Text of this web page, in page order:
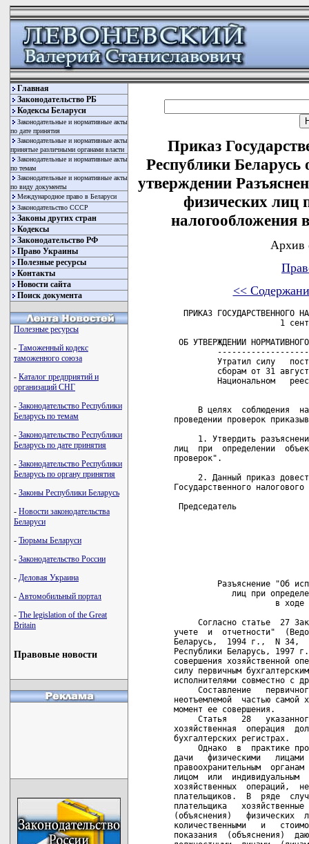
Главная
Законодательство РБ
Кодексы Беларуси
Законодательные и нормативные акты
по дате принятия
Законодательные и нормативные акты
принятые различными органами власти
Законодательные и нормативные акты
по темам
Законодательные и нормативные акты
по виду документы
Международное право в Беларуси
Законодательство СССР
Законы других стран
Кодексы
Законодательство РФ
Право Украины
Полезные ресурсы
Контакты
Новости сайта
Поиск документа
Полезные ресурсы
- Таможенный кодекс
таможенного союза
- Каталог предприятий и
организаций СНГ
- Законодательство Республики
Беларусь по темам
- Законодательство Республики
Беларусь по дате принятия
- Законодательство Республики
Беларусь по органу принятия
- Законы Республики Беларусь
- Новости законодательства
Беларуси
- Тюрьмы Беларуси
- Законодательство России
- Деловая Украина
- Автомобильный портал
- The legislation of the Great
Britain
Правовые новости
Приказ
Республики
утверждении
физических лиц
налогообложения
Архив
<<
ПРИКАЗ ГОСУДАРСТВЕННОГО
1
ОБ УТВЕРЖДЕНИИ
Утратил силу
сборам от 31
Национальном
В целях  соблюдения
проведении проверок
1. Утвердить
лиц  при  определении
проверок".
2. Данный приказ
Государственного
Председатель
Разъяснение "Об
лиц при
в ходе
Согласно статье  27
учете  и  отчетности"
Беларусь,  1994 г.,  N 34,
Республики Беларусь,
совершения хозяйственной
силу первичным
исполнителями совместно с
Составление
неотъемлемой  частью самой
момент ее совершения.
Статья   28
хозяйственная  операция
бухгалтерских регистрах.
Однако  в  практике
дачи   физическими
правоохранительным
лицом  или  индивидуальным
хозяйственных  операций,
плательщиков.  В  ряде
плательщика
(объяснения)   физических
количественными   и
показания  (объяснения)